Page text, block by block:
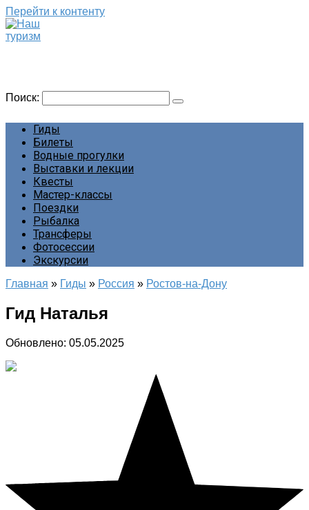
Перейти к контенту
Поиск:
Гиды
Билеты
Водные прогулки
Выставки и лекции
Квесты
Мастер-классы
Поездки
Рыбалка
Трансферы
Фотосессии
Экскурсии
Главная » Гиды » Россия » Ростов-на-Дону
Гид Наталья
Обновлено: 05.05.2025